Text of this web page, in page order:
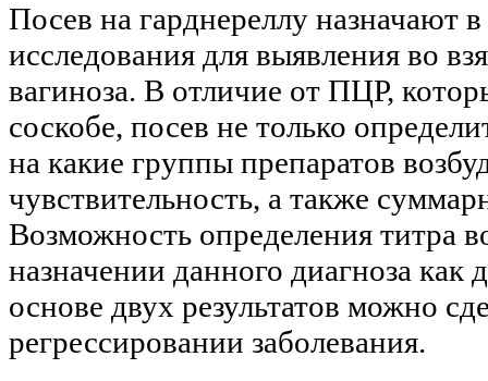
Посев на гарднереллу назначают
исследования для выявления во
вагиноза. В отличие от ПЦР,
соскобе, посев не только
на какие группы препаратов
чувствительность, а также
Возможность определения титра
назначении данного диагноза как
основе двух результатов можно
регрессировании заболевания.